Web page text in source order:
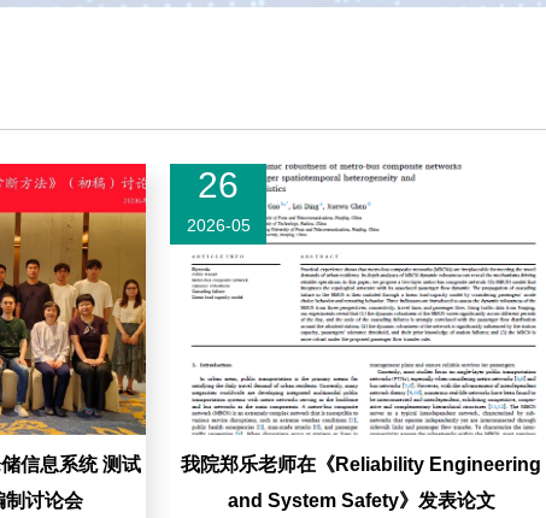
信息系统 测试
制讨论会
26
2026-05
我院郑乐老师在《Reliability Engineering
and System Safety》发表论文